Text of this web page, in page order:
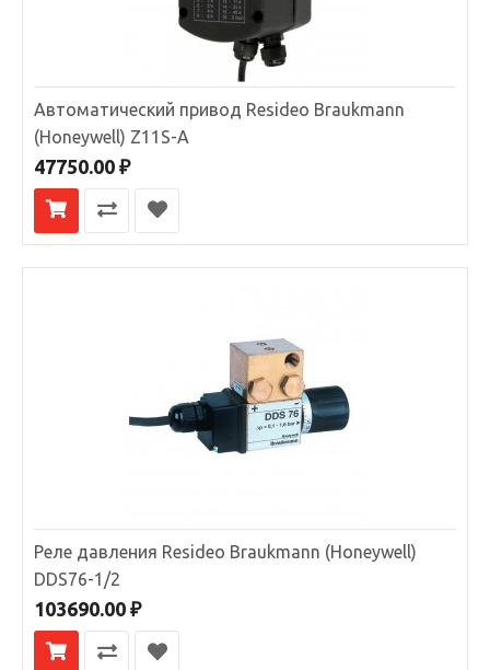
(Honeywell) Z11S-A
Автоматический привод Honeywell Z11S-AОбеспечивает
автоматическую промывку фильтров:F76SHS10SНа выбо..
47750.00 ₽
В сравнение
В избранное
Автоматический привод Resideo Braukmann
(Honeywell) Z11S-A
47750.00 ₽
Реле давления Resideo Braukmann (Honeywell)
DDS76-1/2
103690.00 ₽